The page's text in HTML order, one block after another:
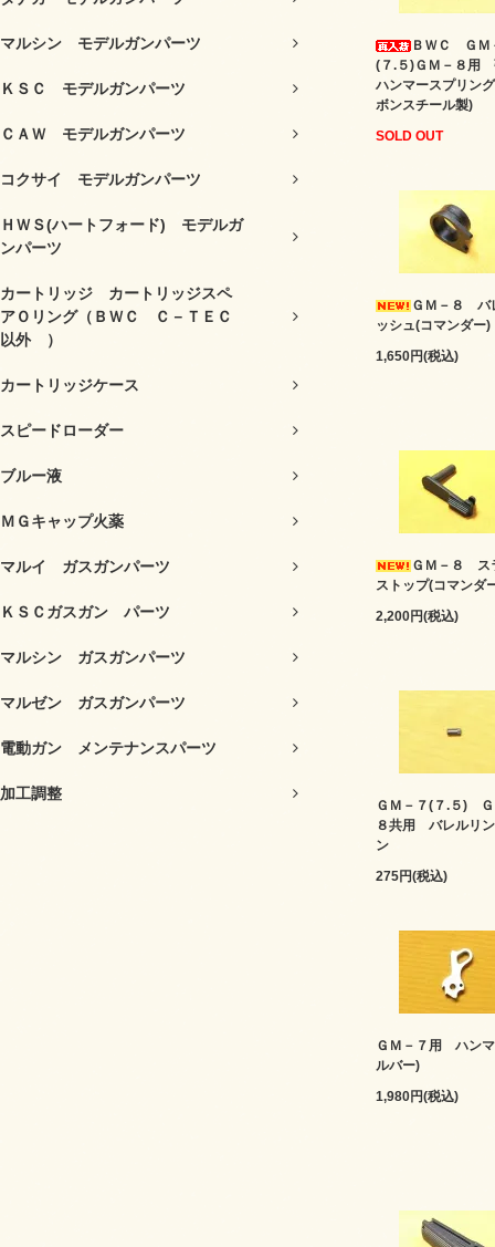
マルシン モデルガンパーツ
ＫＳＣ モデルガンパーツ
ＣＡＷ モデルガンパーツ
コクサイ モデルガンパーツ
ＨＷＳ(ハートフォード) モデルガ
ンパーツ
カートリッジ カートリッジスペ
アＯリング（ＢＷＣ Ｃ－ＴＥＣ
以外 ）
カートリッジケース
スピードローダー
ブルー液
ＭＧキャップ火薬
マルイ ガスガンパーツ
ＫＳＣガスガン パーツ
マルシン ガスガンパーツ
マルゼン ガスガンパーツ
電動ガン メンテナンスパーツ
加工調整
ＢＷＣ ＧＭ
(７.５)ＧＭ－８用
ハンマースプリン
ボンスチール製)
SOLD OUT
ＧＭ－８ バ
ッシュ(コマンダー)
1,650円(税込)
ＧＭ－８ ス
ストップ(コマンダ
2,200円(税込)
ＧＭ－７(７.５)
８共用 バレルリ
ン
275円(税込)
ＧＭ－７用 ハン
ルバー)
1,980円(税込)